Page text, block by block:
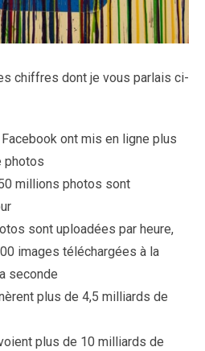
chiffres dont je vous parlais ci-
ont mis en ligne plus
photos
millions photos sont
sont uploadées par heure,
images téléchargées à la
seconde
plus de 4,5 milliards de
plus de 10 milliards de